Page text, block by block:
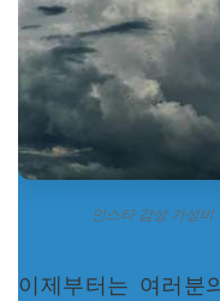
인스타 감성 가성비
이제부터는 여러분